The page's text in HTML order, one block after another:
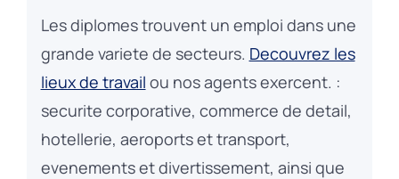
Les diplomes trouvent un emploi dans une
grande variete de secteurs. Decouvrez les
lieux de travail ou nos agents exercent. :
securite corporative, commerce de detail,
hotellerie, aeroports et transport,
evenements et divertissement, ainsi que